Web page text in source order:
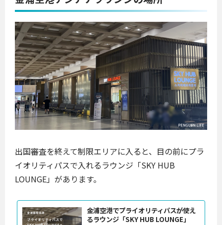
出国審査を終えて制限エリアに入ると、目の前にプラ
イオリティパスで入れるラウンジ「SKY HUB
LOUNGE」があります。
金浦空港でプライオリティパスが使え
るラウンジ「SKY HUB LOUNGE」